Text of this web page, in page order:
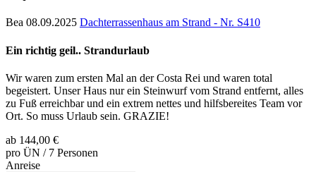
Bea 08.09.2025 Dachterrassenhaus am Strand - Nr. S410
Ein richtig geil.. Strandurlaub
Wir waren zum ersten Mal an der Costa Rei und waren total
begeistert. Unser Haus nur ein Steinwurf vom Strand entfernt, alles
zu Fuß erreichbar und ein extrem nettes und hilfsbereites Team vor
Ort. So muss Urlaub sein. GRAZIE!
ab 144,00 €
pro ÜN / 7 Personen
Anreise